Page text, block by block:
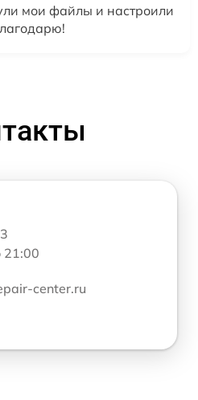
мои файлы и настроили
21:00
center.ru